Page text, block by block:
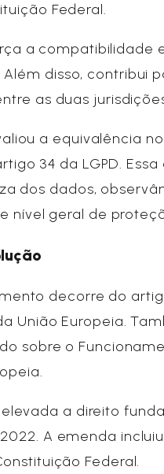
Federal.
a compatibilidade
disso, contribui
as duas
a equivalência
34 da LGPD. Essa
dos dados,
nível geral de
decorre do
União Europeia.
sobre o
a direito
A emenda
Federal.